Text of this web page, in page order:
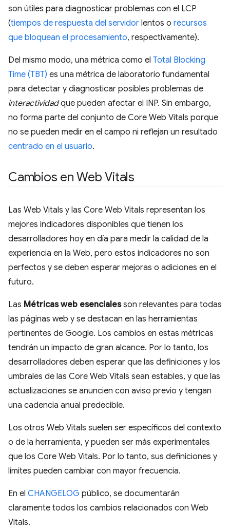
son útiles para diagnosticar problemas con el LCP
(tiempos de respuesta del servidor lentos o recursos
que bloquean el procesamiento, respectivamente).
Del mismo modo, una métrica como el Total Blocking
Time (TBT) es una métrica de laboratorio fundamental
para detectar y diagnosticar posibles problemas de
interactividadque pueden afectar el INP. Sin embargo,
no forma parte del conjunto de Core Web Vitals porque
no se pueden medir en el campo ni reflejan un resultado
centrado en el usuario.
Cambios en Web Vitals
Las Web Vitals y las Core Web Vitals representan los
mejores indicadores disponibles que tienen los
desarrolladores hoy en día para medir la calidad de la
experiencia en la Web, pero estos indicadores no son
perfectos y se deben esperar mejoras o adiciones en el
futuro.
Las Métricas web esencialesson relevantes para todas
las páginas web y se destacan en las herramientas
pertinentes de Google. Los cambios en estas métricas
tendrán un impacto de gran alcance. Por lo tanto, los
desarrolladores deben esperar que las definiciones y los
umbrales de las Core Web Vitals sean estables, y que las
actualizaciones se anuncien con aviso previo y tengan
una cadencia anual predecible.
Los otros Web Vitals suelen ser específicos del contexto
o de la herramienta, y pueden ser más experimentales
que los Core Web Vitals. Por lo tanto, sus definiciones y
límites pueden cambiar con mayor frecuencia.
En el CHANGELOG público, se documentarán
claramente todos los cambios relacionados con Web
Vitals.